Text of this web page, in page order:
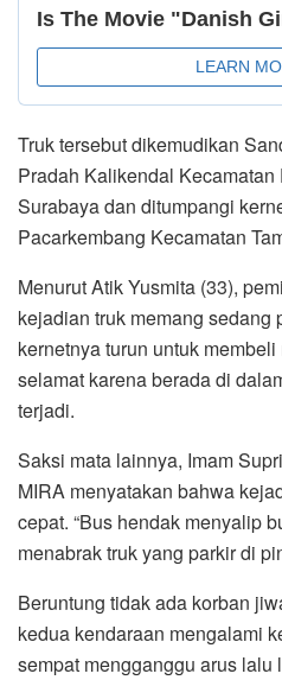
Truk tersebut dikemudikan
Pradah Kalikendal
Surabaya dan ditumpangi
Pacarkembang Kecamatan
Menurut Atik Yusmita (33),
kejadian truk memang sedang
kernetnya turun untuk
selamat karena berada di
terjadi.
Saksi mata lainnya, Imam
MIRA menyatakan bahwa
cepat. “Bus hendak menyalip
menabrak truk yang parkir di
Beruntung tidak ada korban
kedua kendaraan mengalami
sempat mengganggu arus